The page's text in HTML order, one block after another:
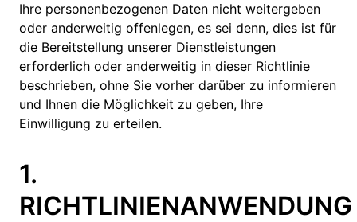
Ihre personenbezogenen Daten nicht weitergeben
oder anderweitig offenlegen, es sei denn, dies ist für
die Bereitstellung unserer Dienstleistungen
erforderlich oder anderweitig in dieser Richtlinie
beschrieben, ohne Sie vorher darüber zu informieren
und Ihnen die Möglichkeit zu geben, Ihre
Einwilligung zu erteilen.
1.
RICHTLINIENANWENDUNG